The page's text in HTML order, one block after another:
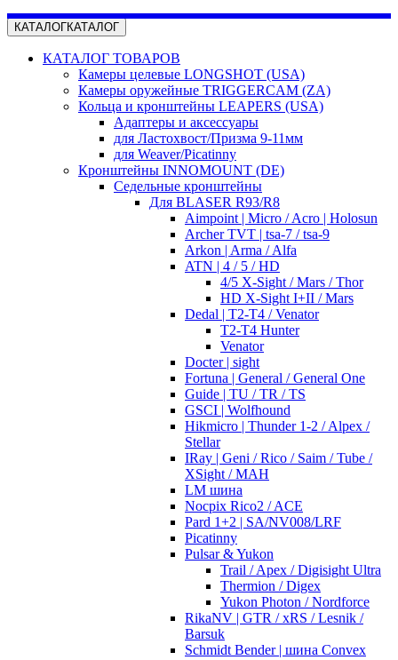
КАТАЛОГКАТАЛОГ
КАТАЛОГ ТОВАРОВ
Камеры целевые LONGSHOT (USA)
Камеры оружейные TRIGGERCAM (ZA)
Кольца и кронштейны LEAPERS (USA)
Адаптеры и аксессуары
для Ластохвост/Призма 9-11мм
для Weaver/Picatinny
Кронштейны INNOMOUNT (DE)
Седельные кронштейны
Для BLASER R93/R8
Aimpoint | Micro / Acro | Holosun
Archer TVT | tsa-7 / tsa-9
Arkon | Arma / Alfa
ATN | 4 / 5 / HD
4/5 X-Sight / Mars / Thor
HD X-Sight I+II / Mars
Dedal | T2-T4 / Venator
T2-T4 Hunter
Venator
Docter | sight
Fortuna | General / General One
Guide | TU / TR / TS
GSCI | Wolfhound
Hikmicro | Thunder 1-2 / Alpex /
Stellar
IRay | Geni / Rico / Saim / Tube /
XSight / MAH
LM шина
Nocpix Rico2 / ACE
Pard 1+2 | SA/NV008/LRF
Picatinny
Pulsar & Yukon
Trail / Apex / Digisight Ultra
Thermion / Digex
Yukon Photon / Nordforce
RikaNV | GTR / xRS / Lesnik /
Barsuk
Schmidt Bender | шина Convex